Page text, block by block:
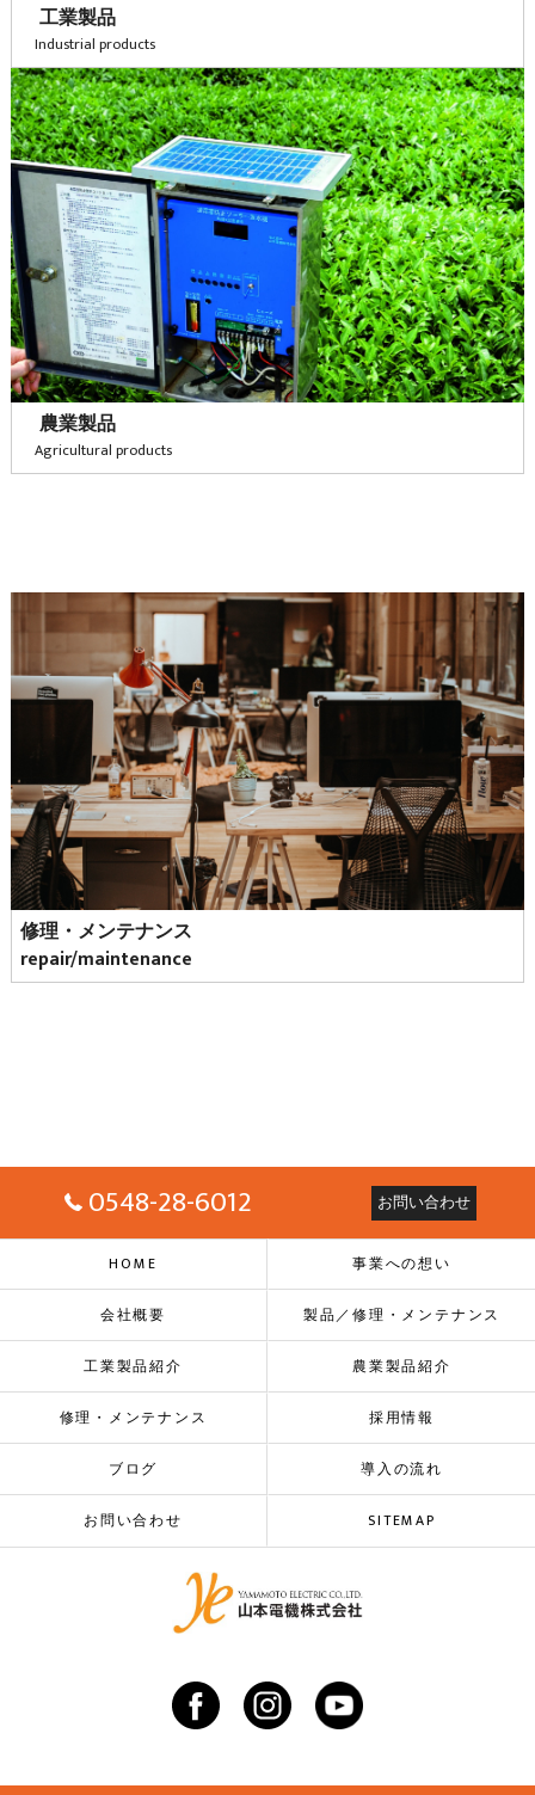
工業製品
Industrial products
農業製品
Agricultural products
修理・メンテナンス
repair/maintenance
0548-28-6012 お問い合わせ
HOME 事業への想い
会社概要 製品／修理・メンテナンス
工業製品紹介 農業製品紹介
修理・メンテナンス 採用情報
ブログ 導入の流れ
お問い合わせ SITEMAP